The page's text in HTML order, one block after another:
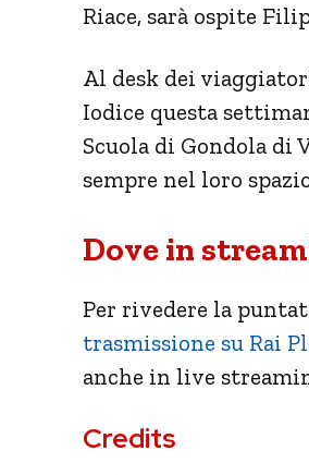
Riace, sarà ospite
Al desk dei
Iodice questa
Scuola di Gondola di
sempre nel loro
Dove in
Per rivedere la
trasmissione su Rai
anche in live
Credits